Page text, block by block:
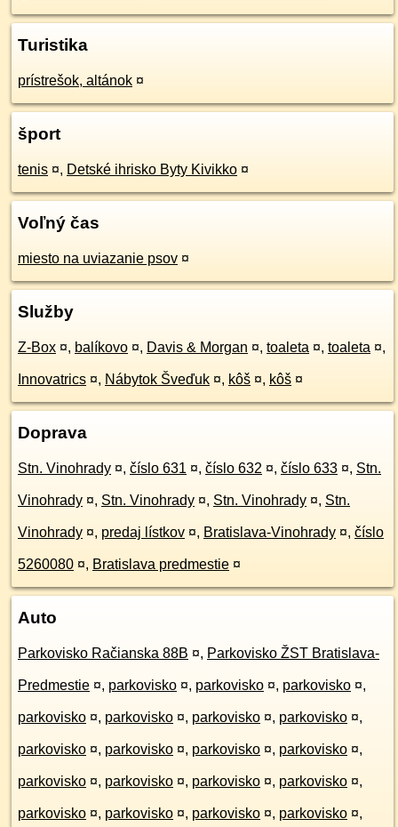
Turistika
prístrešok, altánok ¤
šport
tenis ¤, Detské ihrisko Byty Kivikko ¤
Voľný čas
miesto na uviazanie psov ¤
Služby
Z-Box ¤, balíkovo ¤, Davis & Morgan ¤, toaleta ¤, toaleta ¤,
Innovatrics ¤, Nábytok Šveďuk ¤, kôš ¤, kôš ¤
Doprava
Stn. Vinohrady ¤, číslo 631 ¤, číslo 632 ¤, číslo 633 ¤, Stn.
Vinohrady ¤, Stn. Vinohrady ¤, Stn. Vinohrady ¤, Stn.
Vinohrady ¤, predaj lístkov ¤, Bratislava-Vinohrady ¤, číslo
5260080 ¤, Bratislava predmestie ¤
Auto
Parkovisko Račianska 88B ¤, Parkovisko ŽST Bratislava-
Predmestie ¤, parkovisko ¤, parkovisko ¤, parkovisko ¤,
parkovisko ¤, parkovisko ¤, parkovisko ¤, parkovisko ¤,
parkovisko ¤, parkovisko ¤, parkovisko ¤, parkovisko ¤,
parkovisko ¤, parkovisko ¤, parkovisko ¤, parkovisko ¤,
parkovisko ¤, parkovisko ¤, parkovisko ¤, parkovisko ¤,